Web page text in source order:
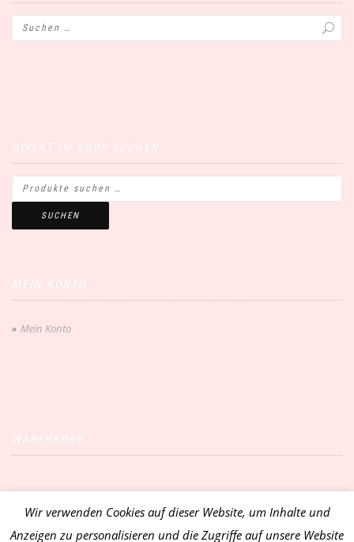
SUCHEN
Mein Konto
Wir verwenden Cookies auf dieser Website, um Inhalte und
Anzeigen zu personalisieren und die Zugriffe auf unsere Website